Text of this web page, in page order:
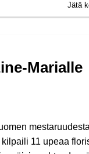
Jätä
Marialle
mestaruudesta
11 upeaa